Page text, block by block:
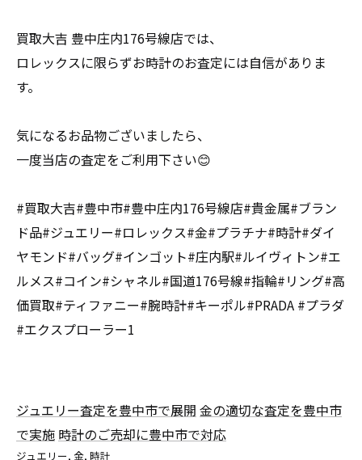
買取大吉 豊中庄内176号線店では、
ロレックスに限らずお時計のお査定には自信がありま
す。
気になるお品物ございましたら、
一度当店の査定をご利用下さい😊
#買取大吉#豊中市#豊中庄内176号線店#貴金属#ブラン
ド品#ジュエリー#ロレックス#金#プラチナ#時計#ダイ
ヤモンド#バッグ#インゴット#庄内駅#ルイヴィトン#エ
ルメス#コイン#シャネル#国道176号線#指輪#リング#高
価買取#ティファニー#腕時計#キーポル#PRADA #プラダ
#エクスプローラー1
ジュエリー査定を豊中市で展開 金の適切な査定を豊中市
で実施 時計のご売却に豊中市で対応
ジュエリー 金 時計